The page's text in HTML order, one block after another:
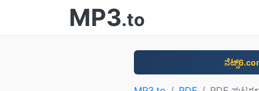
MP3.to